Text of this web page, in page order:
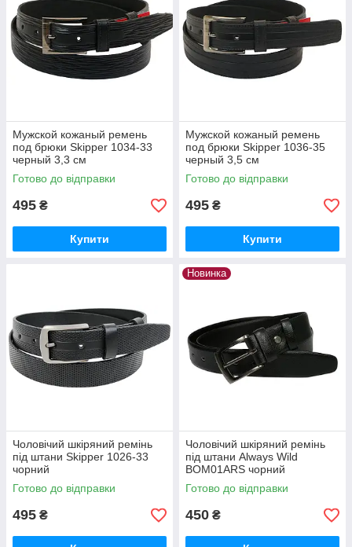
Мужской кожаный ремень
под брюки Skipper 1034-33
черный 3,3 см
Готово до відправки
495 ₴
Купити
Мужской кожаный ремень
под брюки Skipper 1036-35
черный 3,5 см
Готово до відправки
495 ₴
Купити
Чоловічий шкіряний ремінь
під штани Skipper 1026-33
чорний
Готово до відправки
495 ₴
Новинка
Чоловічий шкіряний ремінь
під штани Always Wild
BOM01ARS чорний
Готово до відправки
450 ₴